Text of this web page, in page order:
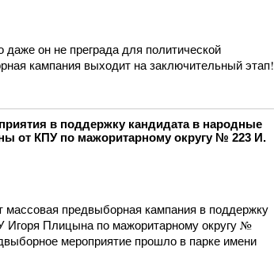
он не преграда для политической
кампания выходит на заключительный этап!
в поддержку кандидата в народные
от КПУ по мажоритарному округу № 223 И.
массовая предвыборная кампания в поддержку
Игоря Плицына по мажоритарному округу №
мероприятие прошло в парке имени